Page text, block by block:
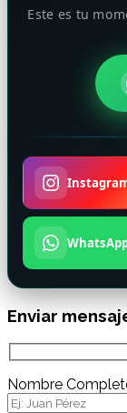
Este es tu
Enviar
Nombre